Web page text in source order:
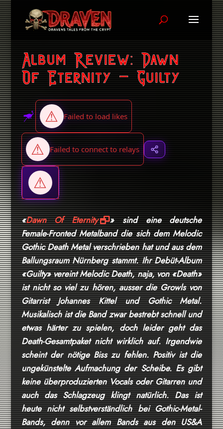
Album Review: Dawn
Of Eternity – Guilty
«Dawn Of Eternity
» sind eine deutsche
Female-Fronted Metalband die sich dem Melodic
Gothic Death Metal verschrieben hat und aus dem
Ballungsraum Nürnberg stammt. Ihr Debüt-Album
«Guilty» vereint Melodic Death, naja, von «Death»
ist nicht so viel zu hören, ausser die Growls von
Gitarrist Johannes Kittel und Gothic Metal.
Musikalisch ist die Band zwar bestrebt schnell und
etwas härter zu spielen, doch leider geht das
Death-Gesamtpaket nicht wirklich auf. Irgendwie
scheint der nötige Biss zu fehlen. Positiv ist die
ungekünstelte Aufmachung der Scheibe. Es gibt
keine überproduzierten Vocals oder Gitarren und
auch das Schlagzeug klingt natürlich. Das ist
heute nicht selbstverständlich bei Gothic-Metal-
Bands, denn vor allem Bands aus den US&A